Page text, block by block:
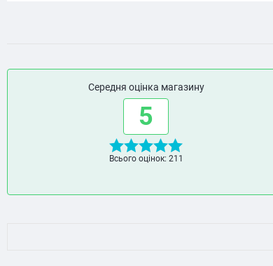
Середня оцінка магазину
5
Всього оцінок: 211